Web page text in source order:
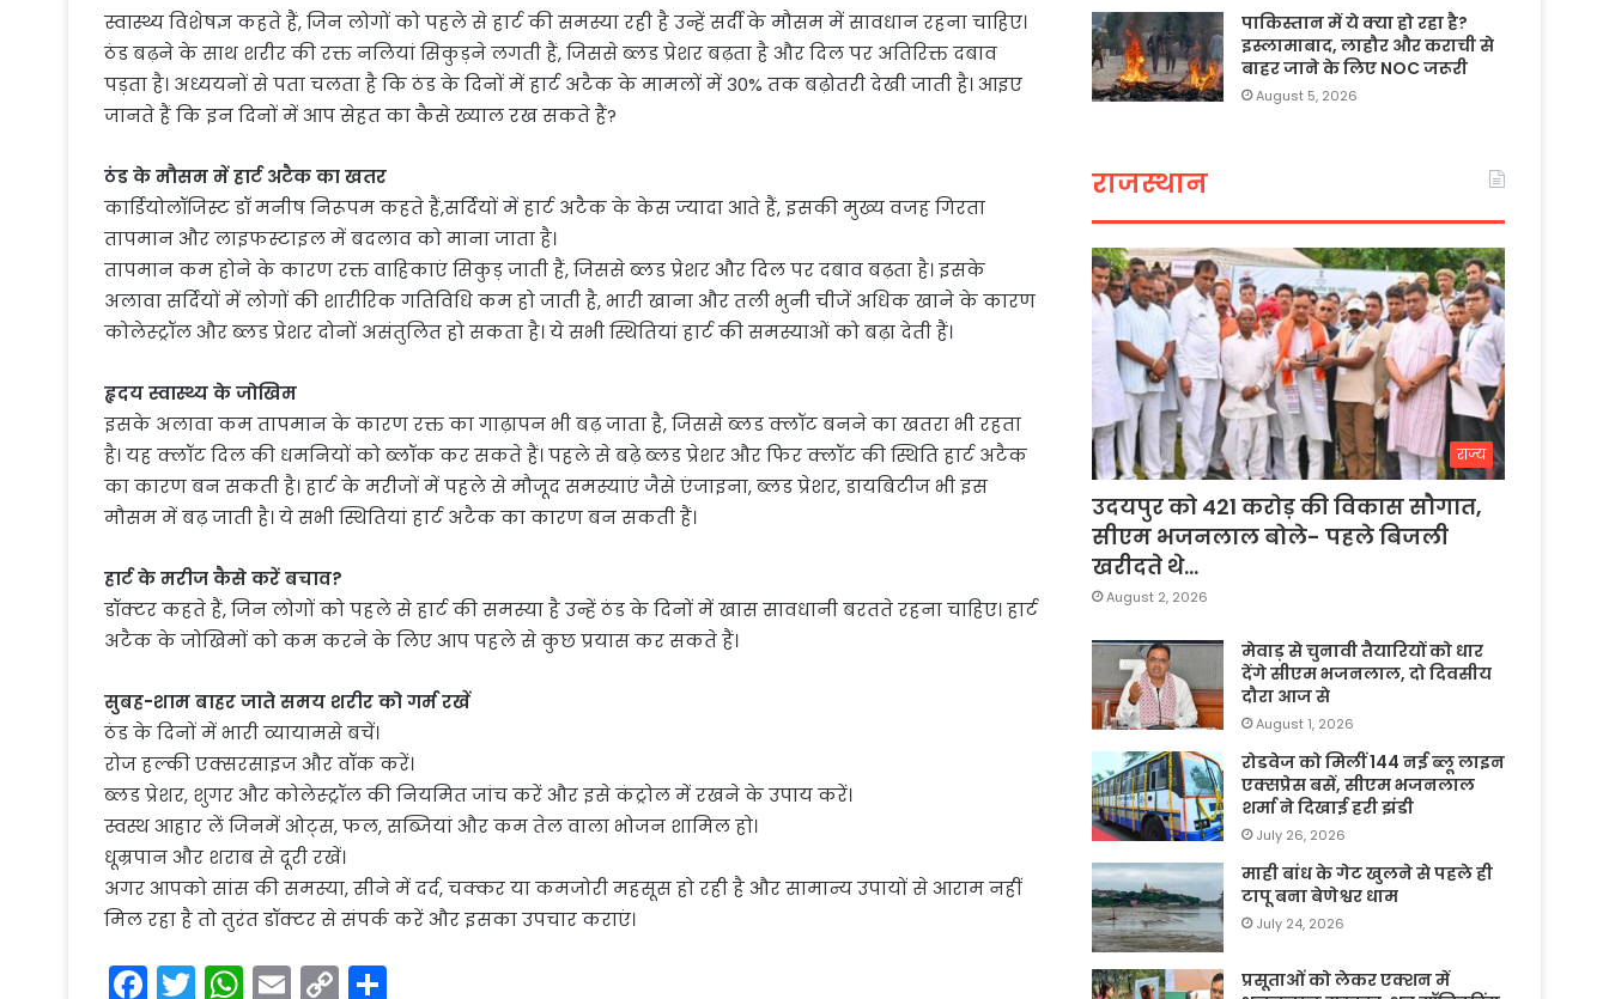
स्वास्थ्य विशेषज्ञ कहते हैं, जिन लोगों को पहले से हार्ट की समस्या रही है उन्हें सर्दी के मौसम में सावधान रहना चाहिए।
ठंड बढ़ने के साथ शरीर की रक्त नलियां सिकुड़ने लगती हैं, जिससे ब्लड प्रेशर बढ़ता है और दिल पर अतिरिक्त दबाव
पड़ता है। अध्ययनों से पता चलता है कि ठंड के दिनों में हार्ट अटैक के मामलों में 30% तक बढ़ोतरी देखी जाती है। आइए
जानते हैं कि इन दिनों में आप सेहत का कैसे ख्याल रख सकते हैं?
ठंड के मौसम में हार्ट अटैक का खतर
कार्डियोलॉजिस्ट डॉ मनीष निरूपम कहते हैं,सर्दियों में हार्ट अटैक के केस ज्यादा आते हैं, इसकी मुख्य वजह गिरता
तापमान और लाइफस्टाइल में बदलाव को माना जाता है।
तापमान कम होने के कारण रक्त वाहिकाएं सिकुड़ जाती हैं, जिससे ब्लड प्रेशर और दिल पर दबाव बढ़ता है। इसके
अलावा सर्दियों में लोगों की शारीरिक गतिविधि कम हो जाती है, भारी खाना और तली भुनी चीजें अधिक खाने के कारण
कोलेस्ट्रॉल और ब्लड प्रेशर दोनों असंतुलित हो सकता है। ये सभी स्थितियां हार्ट की समस्याओं को बढ़ा देती हैं।
हृदय स्वास्थ्य के जोखिम
इसके अलावा कम तापमान के कारण रक्त का गाढ़ापन भी बढ़ जाता है, जिससे ब्लड क्लॉट बनने का खतरा भी रहता
है। यह क्लॉट दिल की धमनियों को ब्लॉक कर सकते हैं। पहले से बढ़े ब्लड प्रेशर और फिर क्लॉट की स्थिति हार्ट अटैक
का कारण बन सकती है। हार्ट के मरीजों में पहले से मौजूद समस्याएं जैसे एंजाइना, ब्लड प्रेशर, डायबिटीज भी इस
मौसम में बढ़ जाती है। ये सभी स्थितियां हार्ट अटैक का कारण बन सकती हैं।
हार्ट के मरीज कैसे करें बचाव?
डॉक्टर कहते हैं, जिन लोगों को पहले से हार्ट की समस्या है उन्हें ठंड के दिनों में खास सावधानी बरतते रहना चाहिए। हार्ट
अटैक के जोखिमों को कम करने के लिए आप पहले से कुछ प्रयास कर सकते हैं।
सुबह-शाम बाहर जाते समय शरीर को गर्म रखें
ठंड के दिनों में भारी व्यायामसे बचें।
रोज हल्की एक्सरसाइज और वॉक करें।
ब्लड प्रेशर, शुगर और कोलेस्ट्रॉल की नियमित जांच करें और इसे कंट्रोल में रखने के उपाय करें।
स्वस्थ आहार लें जिनमें ओट्स, फल, सब्जियां और कम तेल वाला भोजन शामिल हो।
धूम्रपान और शराब से दूरी रखें।
अगर आपको सांस की समस्या, सीने में दर्द, चक्कर या कमजोरी महसूस हो रही है और सामान्य उपायों से आराम नहीं
मिल रहा है तो तुरंत डॉक्टर से संपर्क करें और इसका उपचार कराएं।
F T W E C
पाकिस्तान में ये क्या हो रहा है?
इस्लामाबाद, लाहौर और कराची से
बाहर जाने के लिए NOC जरूरी
August 5, 2026
राजस्थान
राज्य
उदयपुर को 421 करोड़ की विकास सौगात,
सीएम भजनलाल बोले- पहले बिजली
खरीदते थे…
August 2, 2026
मेवाड़ से चुनावी तैयारियों को धार
देंगे सीएम भजनलाल, दो दिवसीय
दौरा आज से
August 1, 2026
रोडवेज को मिलीं 144 नई ब्लू लाइन
एक्सप्रेस बसें, सीएम भजनलाल
शर्मा ने दिखाई हरी झंडी
July 26, 2026
माही बांध के गेट खुलने से पहले ही
टापू बना बेणेश्वर धाम
July 24, 2026
प्रसूताओं को लेकर एक्शन में